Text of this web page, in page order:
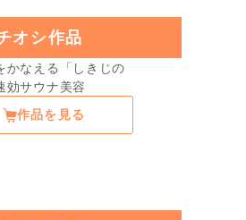
オシ作品
かなえる「しきじの
効サウナ美容
作品を見る